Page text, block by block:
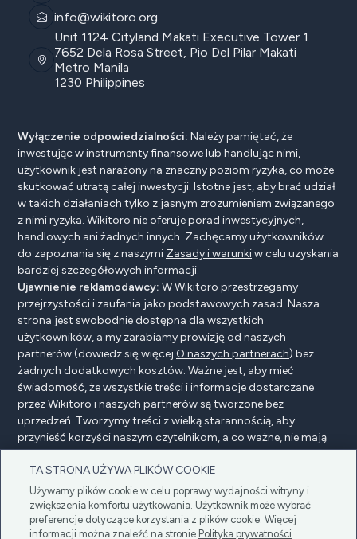
TA STRONA UŻYWA PLIKÓW COOKIE
Używamy plików cookie w celu poprawy wydajności witryny i
zwiększenia komfortu użytkowania. Użytkownik może wybrać
preferencje dotyczące korzystania z plików cookie. Więcej
informacji można znaleźć na stronie Polityka prywatności
info@wikitoro.org
Unit 1124 Cityland Makati Executive Tower 1
7652 Dela Rosa Street, Pio Del Pilar Makati
Metro Manila
1230 Philippines
Wyłączenie odpowiedzialności: Należy pamiętać, że
inwestując w instrumenty finansowe lub handlując nimi,
użytkownik jest narażony na znaczny poziom ryzyka, co może
skutkować utratą całej inwestycji. Istotne jest, aby brać udział
w takich działaniach tylko z jasnym zrozumieniem związanego
z nimi ryzyka. Wikitoro nie oferuje porad inwestycyjnych,
handlowych ani żadnych innych. Zachęcamy użytkowników
do zapoznania się z naszymi Zasady i warunkiw celu uzyskania
bardziej szczegółowych informacji.
Ujawnienie reklamodawcy: W Wikitoro przestrzegamy
przejrzystości i zaufania jako podstawowych zasad. Nasza
strona jest swobodnie dostępna dla wszystkich
użytkowników, a my zarabiamy prowizję od naszych
partnerów (dowiedz się więcej O naszych partnerach) bez
żadnych dodatkowych kosztów. Ważne jest, aby mieć
świadomość, że wszystkie treści i informacje dostarczane
przez Wikitoro i naszych partnerów są tworzone bez
uprzedzeń. Tworzymy treści z wielką starannością, aby
przynieść korzyści naszym czytelnikom, a co ważne, nie mają
na nie wpływu żadne umowy o wynagrodzenie z naszymi
partnerami.
Ujawnienie reklamodawcyPolityka prywatności